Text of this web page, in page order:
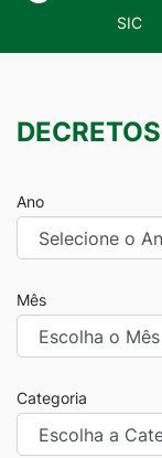
SIC
DECRETOS
Ano
Mês
Categoria